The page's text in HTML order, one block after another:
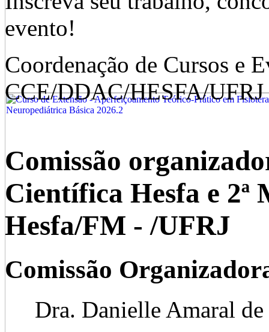
evento!
Coordenação de Cursos e
CCE/DDAC/HESFA/UFRJ
Comissão
Científica Hesfa e
Hesfa/FM - /
Comissão
Dra. Danielle Amaral de